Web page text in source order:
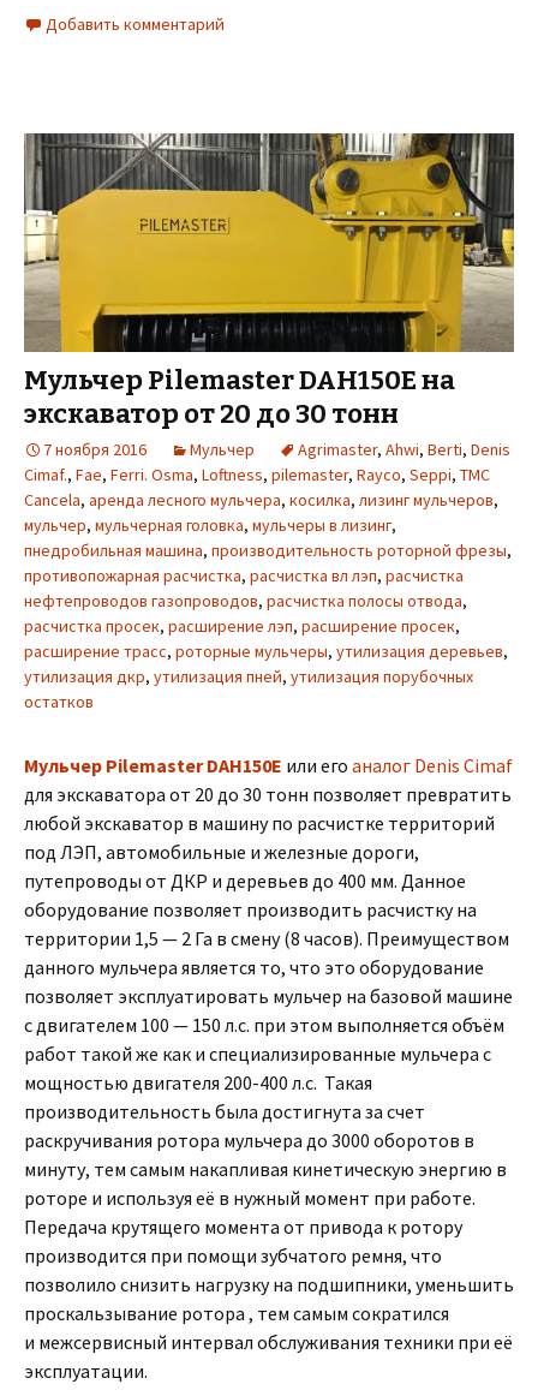
Добавить комментарий
Мульчер Pilemaster DAH150E на
экскаватор от 20 до 30 тонн
7 ноября 2016 Мульчер Agrimaster, Ahwi, Berti, Denis
Cimaf., Fae, Ferri. Osma, Loftness, pilemaster, Rayco, Seppi, TMC
Cancela, аренда лесного мульчера, косилка, лизинг мульчеров,
мульчер, мульчерная головка, мульчеры в лизинг,
пнедробильная машина, производительность роторной фрезы,
противопожарная расчистка, расчистка вл лэп, расчистка
нефтепроводов газопроводов, расчистка полосы отвода,
расчистка просек, расширение лэп, расширение просек,
расширение трасс, роторные мульчеры, утилизация деревьев,
утилизация дкр, утилизация пней, утилизация порубочных
остатков
Мульчер Pilemaster DAH150E или его аналог Denis Cimaf
для экскаватора от 20 до 30 тонн позволяет превратить
любой экскаватор в машину по расчистке территорий
под ЛЭП, автомобильные и железные дороги,
путепроводы от ДКР и деревьев до 400 мм. Данное
оборудование позволяет производить расчистку на
территории 1,5 — 2 Га в смену (8 часов). Преимуществом
данного мульчера является то, что это оборудование
позволяет эксплуатировать мульчер на базовой машине
с двигателем 100 — 150 л.с. при этом выполняется объём
работ такой же как и специализированные мульчера с
мощностью двигателя 200-400 л.с. Такая
производительность была достигнута за счет
раскручивания ротора мульчера до 3000 оборотов в
минуту, тем самым накапливая кинетическую энергию в
роторе и используя её в нужный момент при работе.
Передача крутящего момента от привода к ротору
производится при помощи зубчатого ремня, что
позволило снизить нагрузку на подшипники, уменьшить
проскальзывание ротора , тем самым сократился
и межсервисный интервал обслуживания техники при её
эксплуатации.